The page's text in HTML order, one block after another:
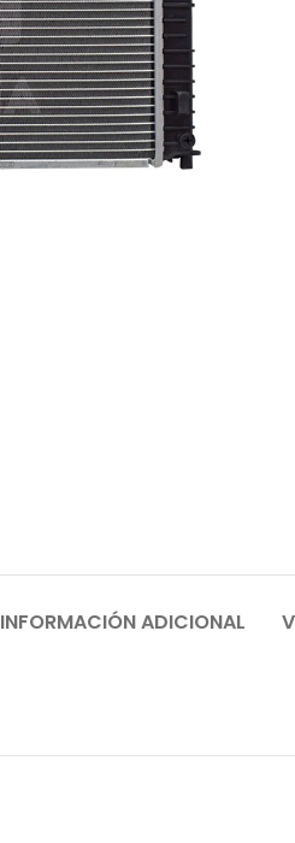
INFORMACIÓN ADICIONAL